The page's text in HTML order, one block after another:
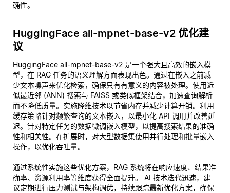
确性。
HuggingFace all-mpnet-base-v2 优化建
议
HuggingFace all-mpnet-base-v2 是一个强大且高效的嵌入模
型，在 RAG 任务的语义理解方面表现出色。通过在嵌入之前减
少文本噪声来优化检索，确保只有有意义的内容被处理。使用近
似最近邻 (ANN) 搜索与 FAISS 或类似框架结合，加速查询解析
而不降低质量。实施降维技术以节省内存并减少计算开销。利用
缓存策略针对频繁查询的文本嵌入，以最小化 API 调用并改善延
迟。针对特定任务的数据微调嵌入模型，以提高搜索结果的准确
性和相关性。在扩展时，对大型数据集使用并行处理和批量嵌入
操作，以优化吞吐量。
通过系统性实施这些优化方案，RAG 系统将在响应速度、结果准
确率、资源利用率等维度获得全面提升。 AI 技术迭代迅速，建
议定期进行压力测试与架构调优，持续跟踪最新优化方案，确保